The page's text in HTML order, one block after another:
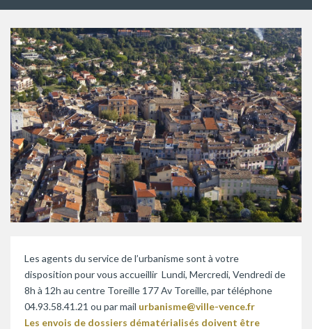
Les agents du service de l’urbanisme sont à votre
disposition pour vous accueillir Lundi, Mercredi, Vendredi de
8h à 12h au centre Toreille 177 Av Toreille, par téléphone
04.93.58.41.21 ou par mail urbanisme@ville-vence.fr
Les envois de dossiers dématérialisés doivent être